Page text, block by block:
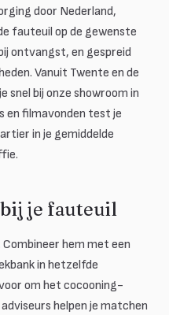
door Nederland,
fauteuil op de gewenste
ontvangst, en gespreid
Vanuit Twente en de
snel bij onze showroom in
en filmavonden test je
in je gemiddelde
je fauteuil
hem met een
in hetzelfde
om het cocooning-
helpen je matchen